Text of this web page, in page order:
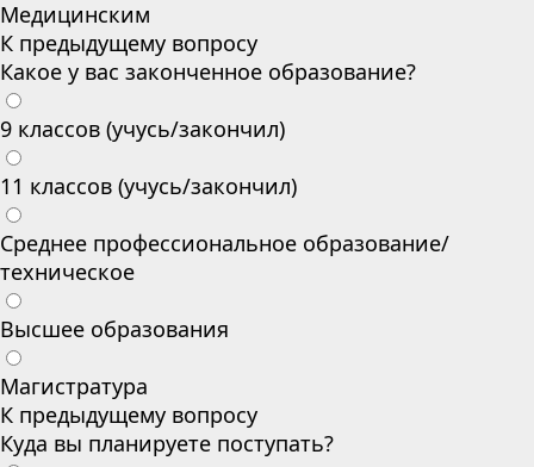
Медицинским
К предыдущему вопросу
Какое у вас законченное образование?
9 классов (учусь/закончил)
11 классов (учусь/закончил)
Среднее профессиональное образование/
техническое
Высшее образования
Магистратура
К предыдущему вопросу
Куда вы планируете поступать?